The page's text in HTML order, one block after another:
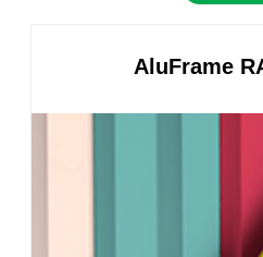
AluFrame